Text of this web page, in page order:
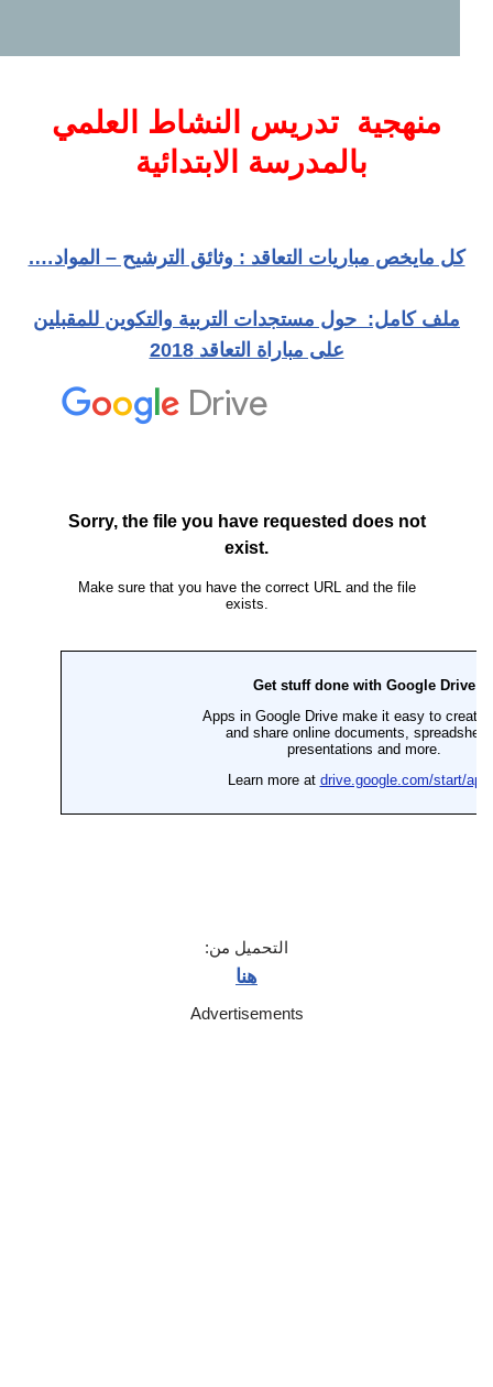
منهجية تدريس النشاط العلمي
بالمدرسة الابتدائية
كل مايخص مباريات التعاقد : وثائق الترشيح – المواد….
ملف كامل: حول مستجدات التربية والتكوين للمقبلين
على مباراة التعاقد 2018
التحميل من:
هنا
Advertisements